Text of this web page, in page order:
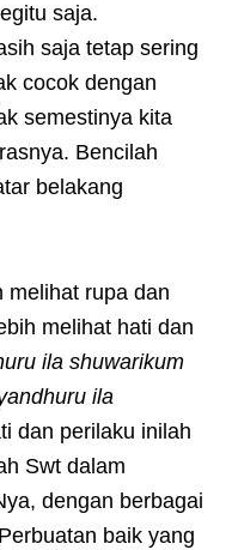
saja.
saja tetap sering
cocok dengan
semestinya kita
Bencilah
belakang
melihat rupa dan
melihat hati dan
ila shuwarikum
ila
dan perilaku inilah
Swt dalam
dengan berbagai
baik yang